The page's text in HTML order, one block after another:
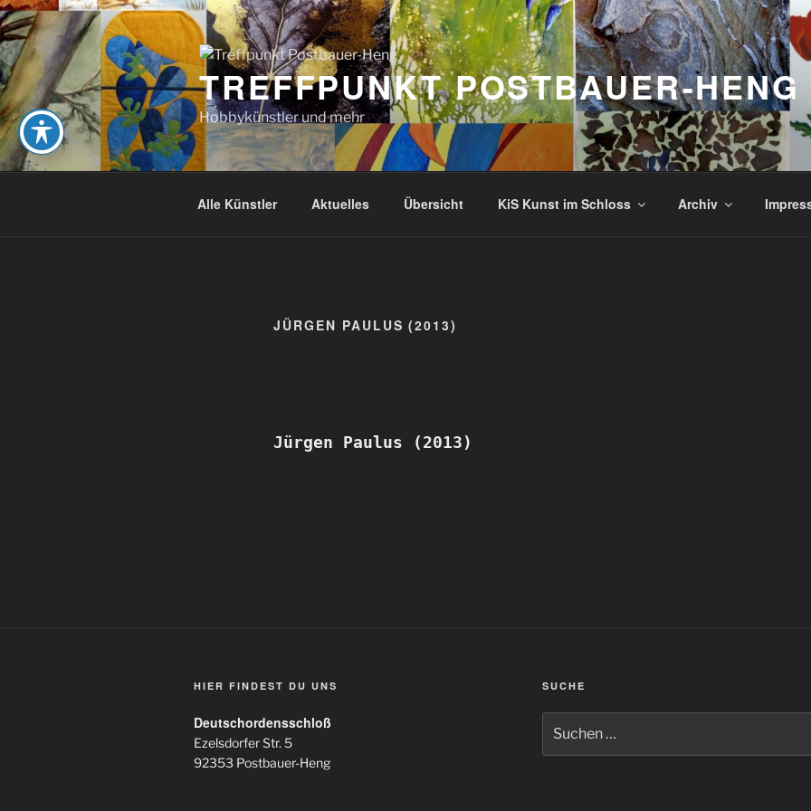
Zum
Inhalt
springen
TREFFPUNKT POSTBAUER-HENG
Hobbykünstler und mehr
Alle Künstler Aktuelles Übersicht KiS Kunst im Schloss Archiv
JÜRGEN PAULUS (2013)
Jürgen Paulus (2013)
HIER FINDEST DU UNS
Deutschordensschloß
Ezelsdorfer Str. 5
92353 Postbauer-Heng
SUCHE
nach: